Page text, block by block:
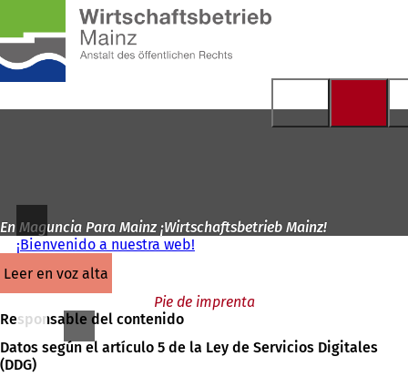
Saltar al contenido
página
de
inicio
En Maguncia Para Mainz ¡Wirtschaftsbetrieb Mainz!
¡Bienvenido a nuestra web!
leer en voz alta
Pie de imprenta
Responsable del contenido
Datos según el artículo 5 de la Ley de Servicios Digitales
(DDG)